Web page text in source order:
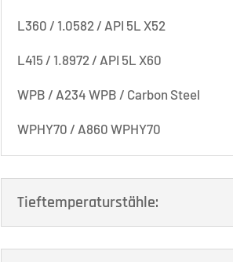
L360 / 1.0582 / API 5L X52
L415 / 1.8972 / API 5L X60
WPB / A234 WPB / Carbon Steel
WPHY70 / A860 WPHY70
Tieftemperaturstähle: